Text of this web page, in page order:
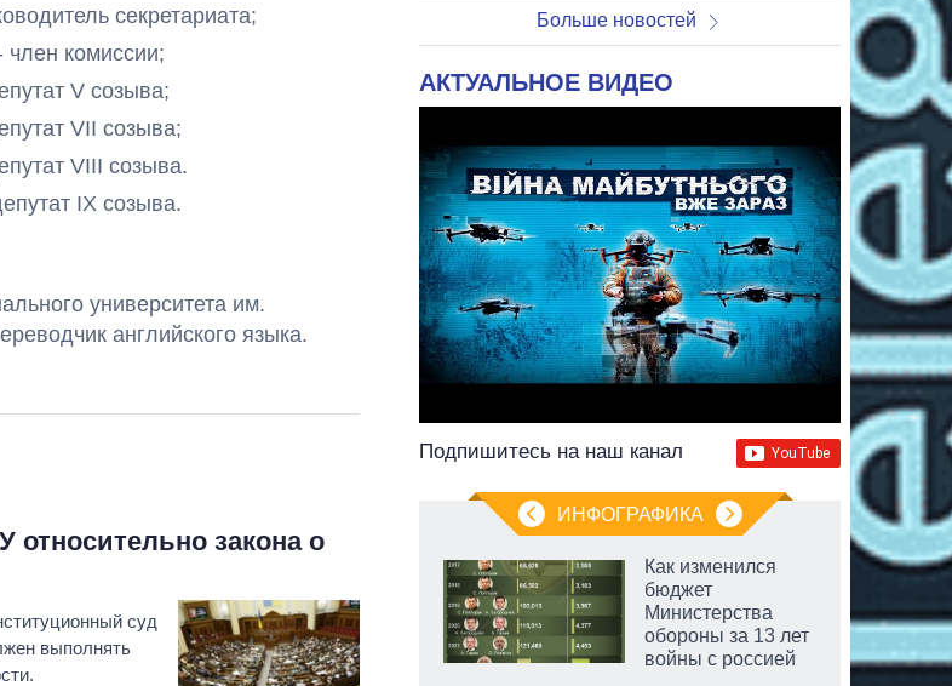
секретариата;
член комиссии;
V созыва;
VII созыва;
VIII созыва.
IХ созыва.
университета им.
английского языка.
относительно закона о
суд
выполнять
Больше новостей
АКТУАЛЬНОЕ ВИДЕО
Подпишитесь на наш канал
ИНФОГРАФИКА
стоят и
зарабатывают
OpenAI и Anthropic
Как изменился
бюджет
Министерства
обороны за 13 лет
войны с россией